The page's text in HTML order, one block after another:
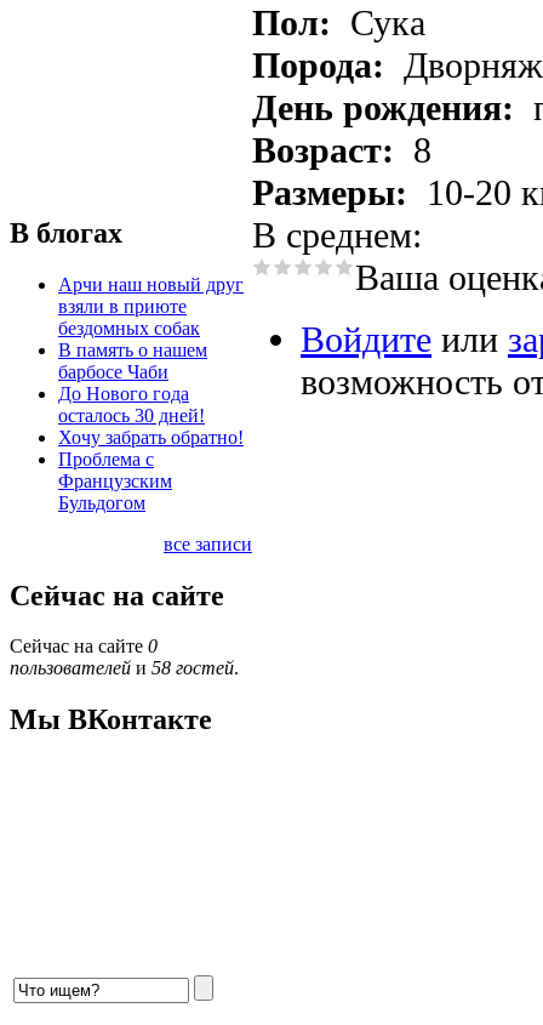
В блогах
Арчи наш новый друг
взяли в приюте
бездомных собак
В память о нашем
барбосе Чаби
До Нового года
осталось 30 дней!
Хочу забрать обратно!
Проблема с
Французским
Бульдогом
все записи
Сейчас на сайте
Сейчас на сайте 0
пользователей и 58 гостей.
Мы ВКонтакте
Пол: Сука
Порода:
День рождения:
Возраст: 8
Размеры: 10-20
В среднем:
Ваша
Войдите или
возможность